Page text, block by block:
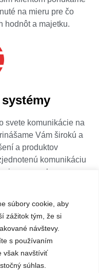
súbory cookie, aby
zážitok tým, že si
návštevy.
s používaním
však navštíviť
súhlas.
na mieru pre čo
hodnôt a majetku.
svete komunikácie na
Vám širokú a
a produktov
komunikáciu
navrhneme a
Vaše potreby.​
mieru​